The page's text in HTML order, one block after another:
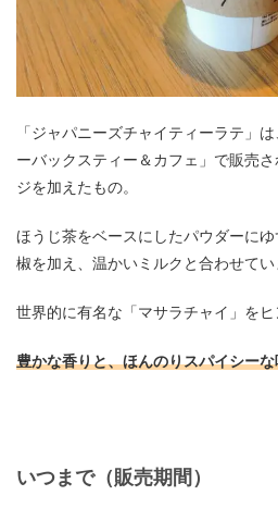
「ジャパニーズチャイティーラテ」
ーバックスティー＆カフェ」で販売
ジを加えたもの。
ほうじ茶をベースにしたパウダーに
椒を加え、温かいミルクと合わせてい
世界的に有名な「マサラチャイ」をヒ
豊かな香りと、ほんのりスパイシー
いつまで（販売期間）